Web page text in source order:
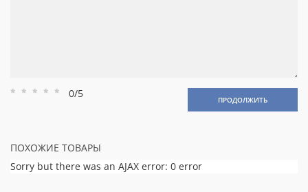
Рейтинг
Рейтинг
Рейтинг
Рейтинг
Рейтинг
0/5 ПРОДОЛЖИТЬ
ПОХОЖИЕ ТОВАРЫ
Sorry but there was an AJAX error: 0 error